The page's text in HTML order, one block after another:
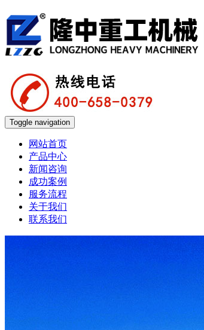
Toggle navigation
网站首页
产品中心
新闻咨询
成功案例
服务流程
关于我们
联系我们